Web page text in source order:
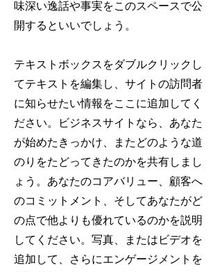
味深い逸話や事実をこのスペースで公
開するといいでしょう。
テキストボックスをダブルクリックし
てテキストを編集し、サイトの訪問者
に知らせたい情報をここに追加してく
ださい。ビジネスサイトなら、あなた
が始めたきっかけ、またどのような道
のりをたどってきたのかを共有しまし
ょう。あなたのコアバリュー、顧客へ
のコミットメント、そしてあなたがど
の点で他よりも優れているのかを説明
してください。写真、またはビデオを
追加して、さらにエンゲージメントを